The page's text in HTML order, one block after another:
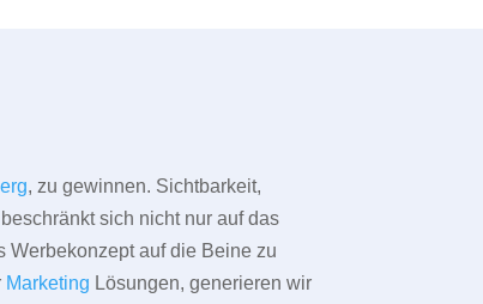
, zu gewinnen. Sichtbarkeit,
sich nicht nur auf das
Werbekonzept auf die Beine zu
Marketing Lösungen, generieren wir